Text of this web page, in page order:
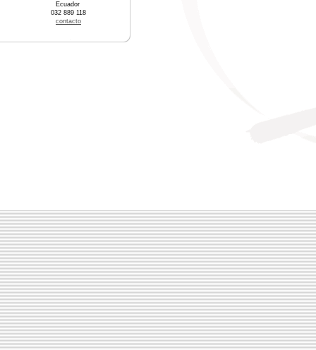
Ecuador
032 889 118
contacto